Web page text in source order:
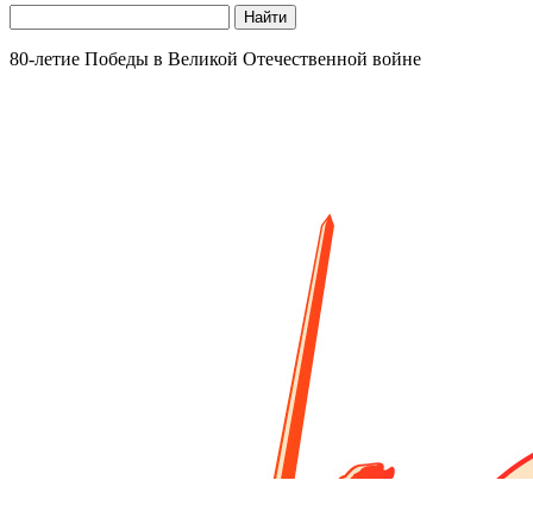
Найти
80-летие Победы в Великой Отечественной войне